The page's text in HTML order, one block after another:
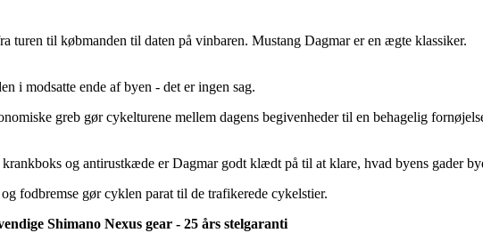
turen til købmanden til daten på vinbaren. Mustang Dagmar er en ægte klassiker.
i modsatte ende af byen - det er ingen sag.
greb gør cykelturene mellem dagens begivenheder til en behagelig
og antirustkæde er Dagmar godt klædt på til at klare, hvad byens gader
fodbremse gør cyklen parat til de trafikerede cykelstier.
Shimano Nexus gear - 25 års stelgaranti